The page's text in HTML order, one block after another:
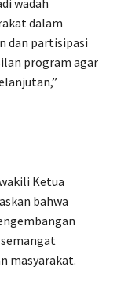
wadah
dalam
dan partisipasi
program agar
Ketua
bahwa
masyarakat.